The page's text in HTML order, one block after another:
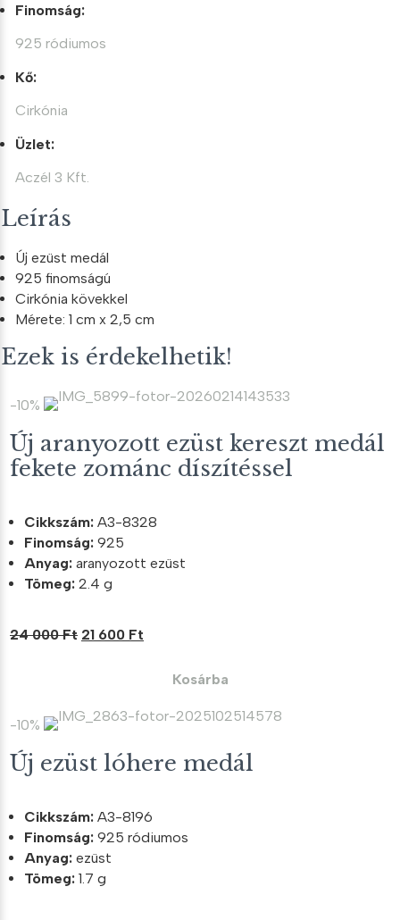
Finomság:
925 ródiumos
Kő:
Cirkónia
Üzlet:
Aczél 3 Kft.
Leírás
Új ezüst medál
925 finomságú
Cirkónia kövekkel
Mérete: 1 cm x 2,5 cm
Ezek is érdekelhetik!
-10%
Új aranyozott ezüst kereszt medál
fekete zománc díszítéssel
Cikkszám: A3-8328
Finomság: 925
Anyag: aranyozott ezüst
Tömeg: 2.4 g
24 000Ft Original
000 Ft.
21 600 Ft
600 Ft.
Kosárba
-10%
Új ezüst lóhere medál
Cikkszám: A3-8196
Finomság: 925 ródiumos
Anyag: ezüst
Tömeg: 1.7 g